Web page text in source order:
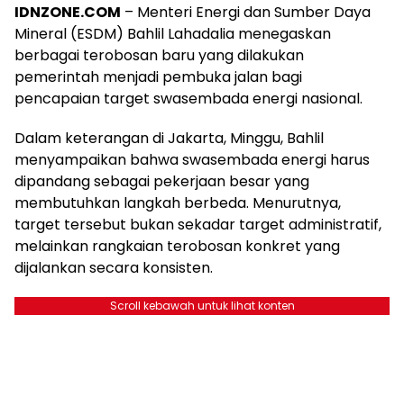
IDNZONE.COM – Menteri Energi dan Sumber Daya
Mineral (ESDM) Bahlil Lahadalia menegaskan
berbagai terobosan baru yang dilakukan
pemerintah menjadi pembuka jalan bagi
pencapaian target swasembada energi nasional.
Dalam keterangan di Jakarta, Minggu, Bahlil
menyampaikan bahwa swasembada energi harus
dipandang sebagai pekerjaan besar yang
membutuhkan langkah berbeda. Menurutnya,
target tersebut bukan sekadar target administratif,
melainkan rangkaian terobosan konkret yang
dijalankan secara konsisten.
Scroll kebawah untuk lihat konten